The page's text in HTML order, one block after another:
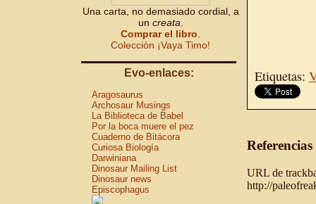
Una carta, no demasiado cordial, a
un creata
Comprar el libro
Colección ¡Vaya Timo!
Evo-enlaces:
Aragosaurus
Archosaur Musings
La Biblioteca de Babel
Por la boca muere el pez
Cuaderno de Bitácora
Curiosa Biología
Darwiniana
Dinosaur Mailing List
Dinosaur news
Episcophagus
Etiquetas:
URL de
http://